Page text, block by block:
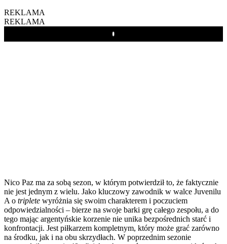
REKLAMA
REKLAMA
Play
Nico Paz ma za sobą sezon, w którym potwierdził to, że faktycznie
nie jest jednym z wielu. Jako kluczowy zawodnik w walce Juvenilu
A o triplete wyróżnia się swoim charakterem i poczuciem
odpowiedzialności – bierze na swoje barki grę całego zespołu, a do
tego mając argentyńskie korzenie nie unika bezpośrednich starć i
konfrontacji. Jest piłkarzem kompletnym, który może grać zarówno
na środku, jak i na obu skrzydłach. W poprzednim sezonie